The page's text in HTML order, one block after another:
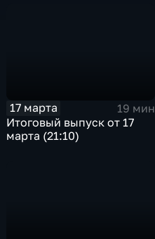
17 марта
19 мин
Итоговый выпуск от 17
марта (21:10)